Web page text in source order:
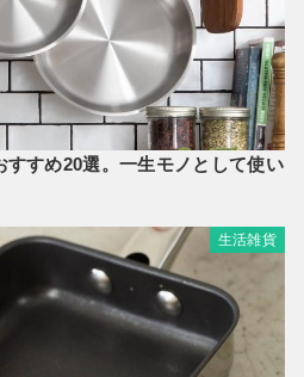
すすめ20選。一生モノとして使い
生活雑貨